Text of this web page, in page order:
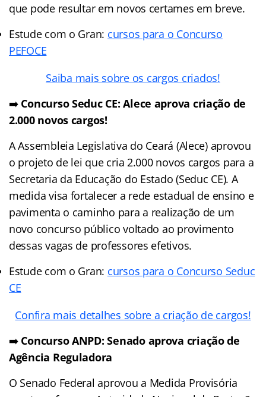
que pode resultar em novos certames em breve.
Estude com o Gran: cursos para o Concurso
PEFOCE
Saiba mais sobre os cargos criados!
➡️ Concurso Seduc CE: Alece aprova criação de
2.000 novos cargos!
A Assembleia Legislativa do Ceará (Alece) aprovou
o projeto de lei que cria 2.000 novos cargos para a
Secretaria da Educação do Estado (Seduc CE). A
medida visa fortalecer a rede estadual de ensino e
pavimenta o caminho para a realização de um
novo concurso público voltado ao provimento
dessas vagas de professores efetivos.
Estude com o Gran: cursos para o Concurso Seduc
CE
Confira mais detalhes sobre a criação de cargos!
➡️ Concurso ANPD: Senado aprova criação de
Agência Reguladora
O Senado Federal aprovou a Medida Provisória